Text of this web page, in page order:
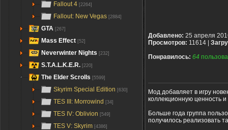
Fallout 4 [2264]
Fallout: New Vegas [2884]
GTA [267]
Mass Effect [52]
Neverwinter Nights [232]
S.T.A.L.K.E.R. [220]
The Elder Scrolls [5599]
Skyrim Special Edition [630]
TES III: Morrowind [34]
TES IV: Oblivion [549]
TES V: Skyrim [4386]
Добавлено: 25 апреля
Просмотров: 11614 |
Понравилось: 64
Мод добавляет в игру
коллекционную ценность
Больше года группа
получилось реализовать